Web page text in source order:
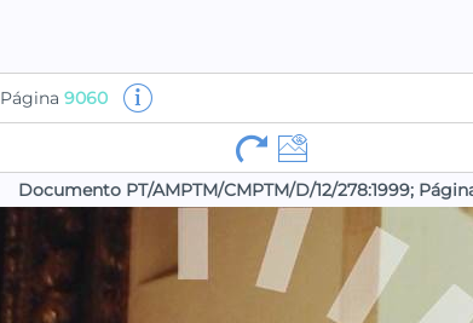
Página 9060
Documento PT/AMPTM/CMPTM/D/12/278:1999;